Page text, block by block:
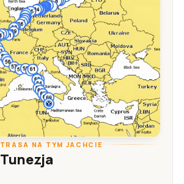
TRASA NA TYM JACHCIE
Tunezja